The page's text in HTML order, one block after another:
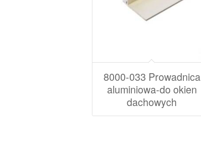
8000-033 Prowadnica
aluminiowa-do okien
dachowych